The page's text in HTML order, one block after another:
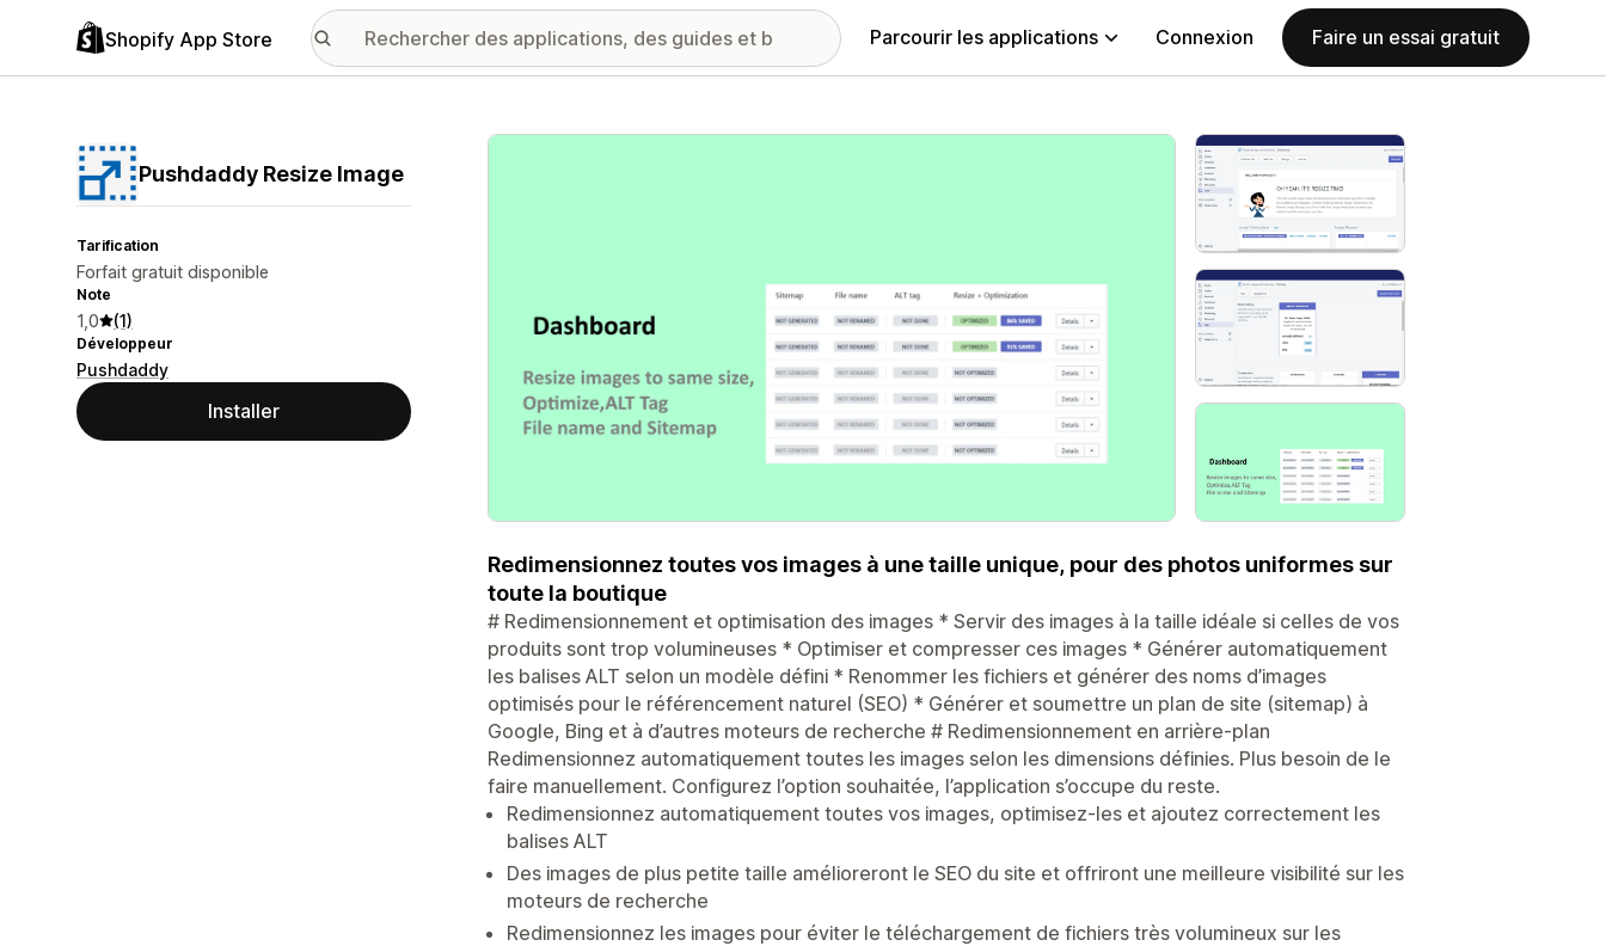
Shopify App Store Parcourir les applications Connexion Faire un essai gratuit
Pushdaddy Resize Image
Tarification
Forfait gratuit disponible
Note
1,0 (1)
Développeur
Pushdaddy
Installer
Galerie d’images vedette
Redimensionnez toutes vos images à une taille unique, pour des photos uniformes sur
toute la boutique
# Redimensionnement et optimisation des images * Servir des images à la taille idéale si celles de vos
produits sont trop volumineuses * Optimiser et compresser ces images * Générer automatiquement
les balises ALT selon un modèle défini * Renommer les fichiers et générer des noms d’images
optimisés pour le référencement naturel (SEO) * Générer et soumettre un plan de site (sitemap) à
Google, Bing et à d’autres moteurs de recherche # Redimensionnement en arrière-plan
Redimensionnez automatiquement toutes les images selon les dimensions définies. Plus besoin de le
faire manuellement. Configurez l’option souhaitée, l’application s’occupe du reste.
Redimensionnez automatiquement toutes vos images, optimisez-les et ajoutez correctement les
balises ALT
Des images de plus petite taille amélioreront le SEO du site et offriront une meilleure visibilité sur les
moteurs de recherche
Redimensionnez les images pour éviter le téléchargement de fichiers très volumineux sur les